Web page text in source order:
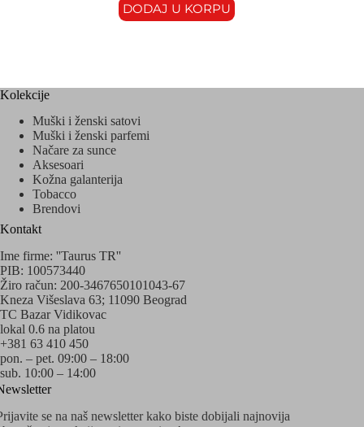
DODAJ U KORPU
Kolekcije
Muški i ženski satovi
Muški i ženski parfemi
Načare za sunce
Aksesoari
Kožna galanterija
Tobacco
Brendovi
Kontakt
Ime firme: ''Taurus TR''
PIB: 100573440
Žiro račun: 200-3467650101043-67
Kneza Višeslava 63; 11090 Beograd
TC Bazar Vidikovac
lokal 0.6 na platou
+381 63 410 450
pon. – pet. 09:00 – 18:00
sub. 10:00 – 14:00
se na naš newsletter kako biste dobijali najnovija